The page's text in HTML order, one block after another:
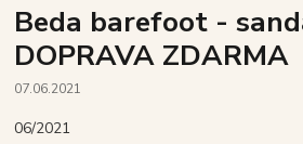
Beda barefoot -
DOPRAVA ZDARMA
07.06.2021
06/2021